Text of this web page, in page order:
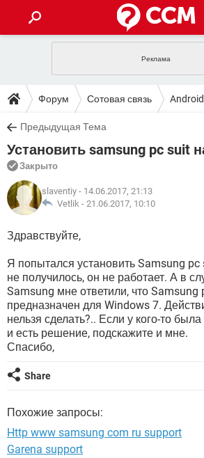
INSTAGRAM FACEBOOK
ИГРЫ
ВКОНТАКТЕ ВИДЕО
GOOGLE
ПОЛЕЗНЫЕ СОВЕТЫ
TIKTOK
FACEBOOK
WINDOWS 10
ВИДЕО
YANDEX
ЗАГРУЗКИ
TIKTOK
WHATSAPP
FACEBOOK
YANDEX
ФОРУМ
TIKTOK
WHATSAPP
FACEBOOK
WINDOWS 10
ВИДЕО GOOGLE
YANDEX
ЭНЦИКЛОПЕДИЯ
FACEBOOK ИГРЫ
WINDOWS 10
ВИДЕО GOOGLE
YANDEX
Форум Сотовая связь Android
Предыдущая Тема
Установить samsung pc suit
Закрыто
slaventiy - 14.06.2017, 21:13
Vetlik - 21.06.2017, 10:10
Здравствуйте,
Я попытался установить Samsung
не получилось, он не работает. А в
Samsung мне ответили, что Samsung
предназначен для Windows 7.
нельзя сделать?.. Если у кого-то
и есть решение, подскажите и мне.
Спасибо,
Share
Похожие запросы:
Http www samsung com ru support
Garena support